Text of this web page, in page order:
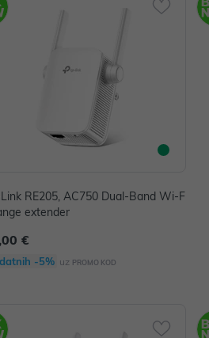
RE205, AC750 Dual-Band Wi-F
extender
€
-5% uz PROMO KOD